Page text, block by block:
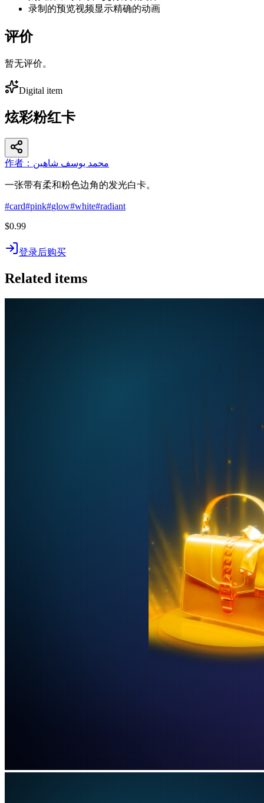
录制的预览视频显示精确的动画
评价
暂无评价。
Digital item
炫彩粉红卡
作者：محمد يوسف شاهين
一张带有柔和粉色边角的发光白卡。
#card#pink#glow#white#radiant
$0.99
登录后购买
Related items